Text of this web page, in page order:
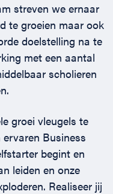
streven we ernaar
te groeien maar ook
doelstelling na te
met een aantal
scholieren
groei vleugels te
Business
begint en
leiden en onze
Realiseer jij